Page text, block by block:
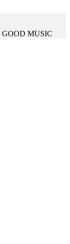
MUSIC